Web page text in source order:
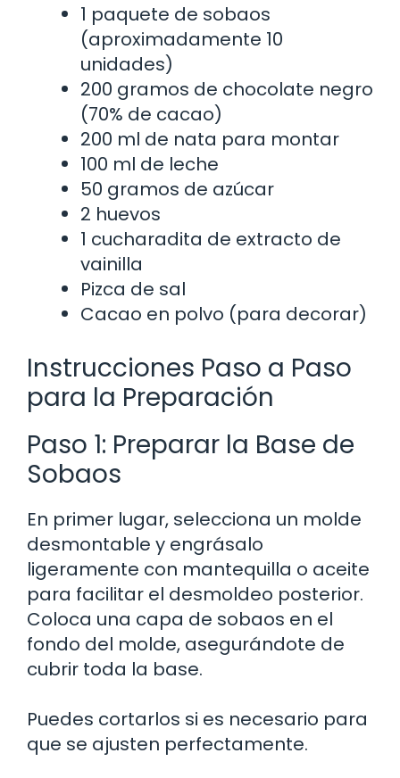
1 paquete de sobaos
(aproximadamente 10
unidades)
200 gramos de chocolate negro
(70% de cacao)
200 ml de nata para montar
100 ml de leche
50 gramos de azúcar
2 huevos
1 cucharadita de extracto de
vainilla
Pizca de sal
Cacao en polvo (para decorar)
Instrucciones Paso a Paso
para la Preparación
Paso 1: Preparar la Base de
Sobaos
En primer lugar, selecciona un molde
desmontable y engrásalo
ligeramente con mantequilla o aceite
para facilitar el desmoldeo posterior.
Coloca una capa de sobaos en el
fondo del molde, asegurándote de
cubrir toda la base.
Puedes cortarlos si es necesario para
que se ajusten perfectamente.